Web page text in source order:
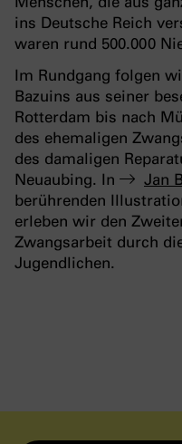
ins Deutsche Reich
waren rund 500.000
Im Rundgang folgen
Bazuins aus seiner
Rotterdam bis nach
des ehemaligen
des damaligen
Neuaubing. In
Jan
berührenden
erleben wir den
Zwangsarbeit durch
Jugendlichen.